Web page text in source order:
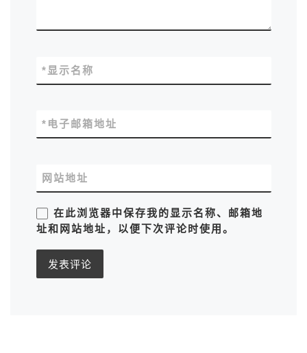
显示名称
*
电子邮箱地址
*
网站地址
在此浏览器中保存我的显示名称、邮箱地
址和网站地址，以便下次评论时使用。